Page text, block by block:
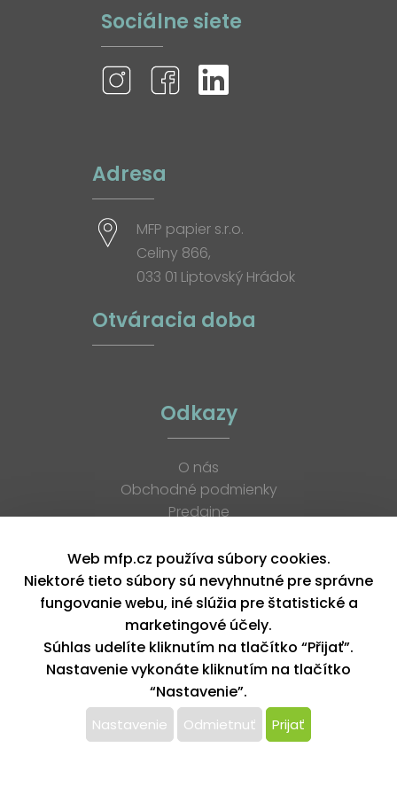
Sociálne siete
Adresa
MFP papier s.r.o.
Celiny 866,
033 01 Liptovský Hrádok
Otváracia doba
Odkazy
O nás
Obchodné podmienky
Predajne
K stiahnutiu
Blog
Kontakt
Kariéra
XML feed
Copyright © 2026, MFP paper s. r. o. | Všetky práva vyhradené
design by MFP
Tento web používa k poskytovaniu služieb,
Web mfp.cz používa súbory cookies.
Niektoré tieto súbory sú nevyhnutné pre správne
fungovanie webu, iné slúžia pre štatistické a
marketingové účely.
Súhlas udelíte kliknutím na tlačítko “Přijať”.
Nastavenie vykonáte kliknutím na tlačítko
“Nastavenie”.
Nastavenie Odmietnuť Prijať